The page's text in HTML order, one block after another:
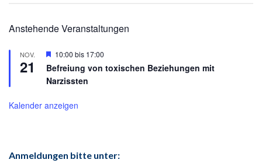
Anstehende Veranstaltungen
NOV.
21
Hervorgehoben
10:00 bis 17:00
Befreiung von toxischen Beziehungen mit
Narzissten
Kalender anzeigen
Anmeldungen bitte unter: